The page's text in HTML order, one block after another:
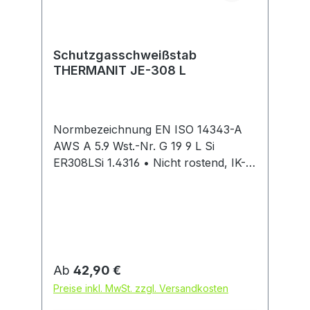
Schutzgasschweißstab
THERMANIT JE-308 L
Normbezeichnung EN ISO 14343-A
AWS A 5.9 Wst.-Nr. G 19 9 L Si
ER308LSi 1.4316 • Nicht rostend, IK-
-196 °C • Verbindungen und
Auftragungen an artähnlichen
stabilisierten und nicht stabilisierten
Regulärer Preis:
Ab 42,90 €
Preise inkl. MwSt. zzgl. Versandkosten